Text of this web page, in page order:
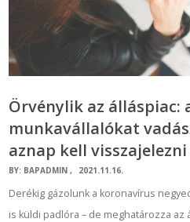
Örvénylik az álláspiac:
munkavállalókat
aznap kell
BY: BAPADMIN 2021.11.16.
Derékig gázolunk a koronavírus
is küldi padlóra – de meghatározza az